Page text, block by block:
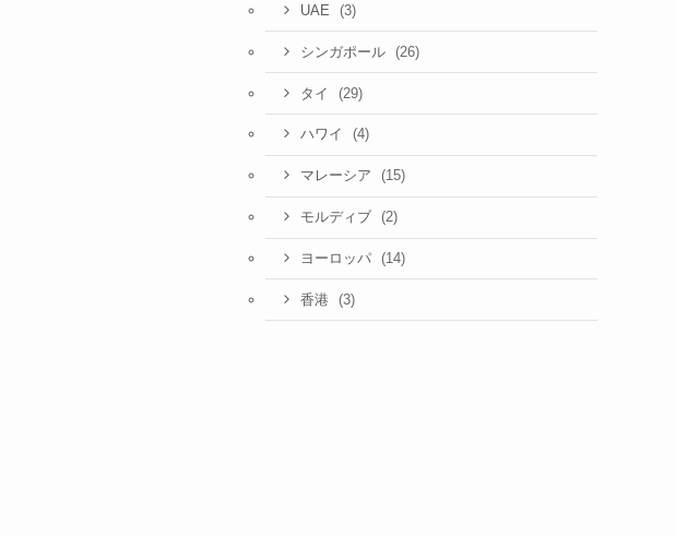
UAE (3)
シンガポール (26)
タイ (29)
ハワイ (4)
マレーシア (15)
モルディブ (2)
ヨーロッパ (14)
香港 (3)